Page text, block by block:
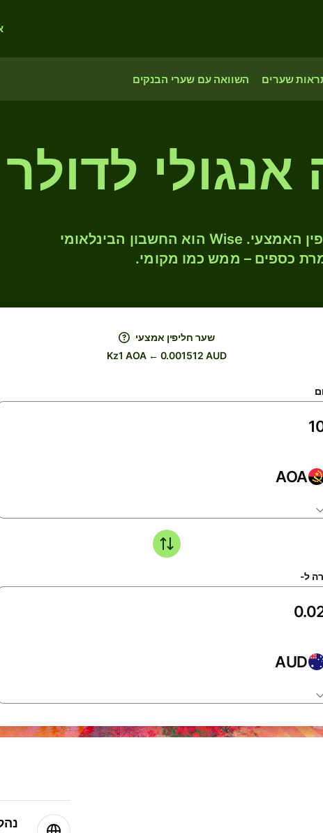
שערים השוואה עם שערי הבנקים
המירו AOA ל- AUD לפי שער החליפין האמצעי. Wise הוא החשבון הבינלאומי
כספים – ממש כמו מקומי.
שער חליפין אמצעי
Kz1 AOA ← 0.001512 AUD
AOA
ל-
AUD